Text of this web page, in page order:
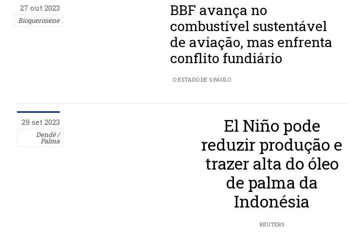
27 out 2023
Bioquerosene
BBF avança no
combustível sustentável
de aviação, mas enfrenta
conflito fundiário
O ESTADO DE S.PAULO
29 set 2023
Dendê /
Palma
El Niño pode
reduzir produção e
trazer alta do óleo
de palma da
Indonésia
REUTERS